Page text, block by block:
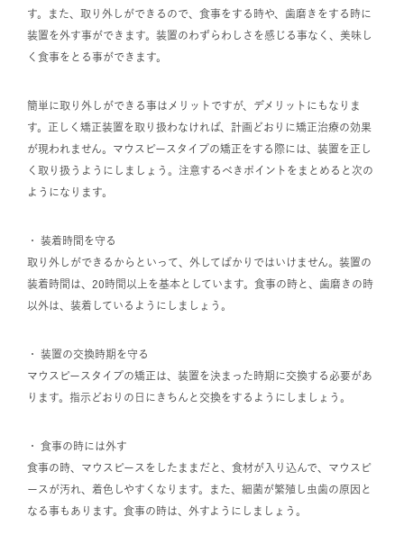
す。また、取り外しができるので、食事をする時や、歯磨きをする時に
装置を外す事ができます。装置のわずらわしさを感じる事なく、美味し
く食事をとる事ができます。
簡単に取り外しができる事はメリットですが、デメリットにもなりま
す。正しく矯正装置を取り扱わなければ、計画どおりに矯正治療の効果
が現われません。マウスピースタイプの矯正をする際には、装置を正し
く取り扱うようにしましょう。注意するべきポイントをまとめると次の
ようになります。
・ 装着時間を守る
取り外しができるからといって、外してばかりではいけません。装置の
装着時間は、20時間以上を基本としています。食事の時と、歯磨きの時
以外は、装着しているようにしましょう。
・ 装置の交換時期を守る
マウスピースタイプの矯正は、装置を決まった時期に交換する必要があ
ります。指示どおりの日にきちんと交換をするようにしましょう。
・ 食事の時には外す
食事の時、マウスピースをしたままだと、食材が入り込んで、マウスピ
ースが汚れ、着色しやすくなります。また、細菌が繁殖し虫歯の原因と
なる事もあります。食事の時は、外すようにしましょう。